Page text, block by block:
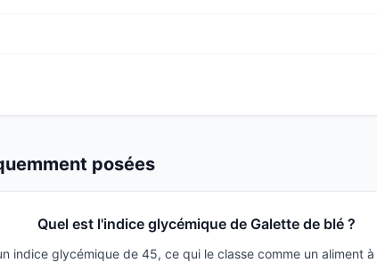
posées
Quel est l'indice glycémique de Galette de blé ?
indice glycémique de 45, ce qui le classe comme un aliment à